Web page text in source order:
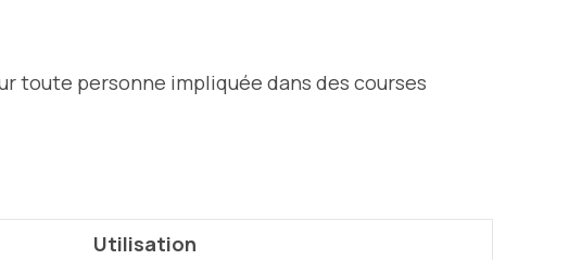
toute personne impliquée dans des courses
Utilisation